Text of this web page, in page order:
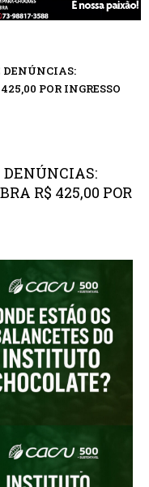
DENÚNCIAS:
POR INGRESSO
DENÚNCIAS:
R$ 425,00 POR